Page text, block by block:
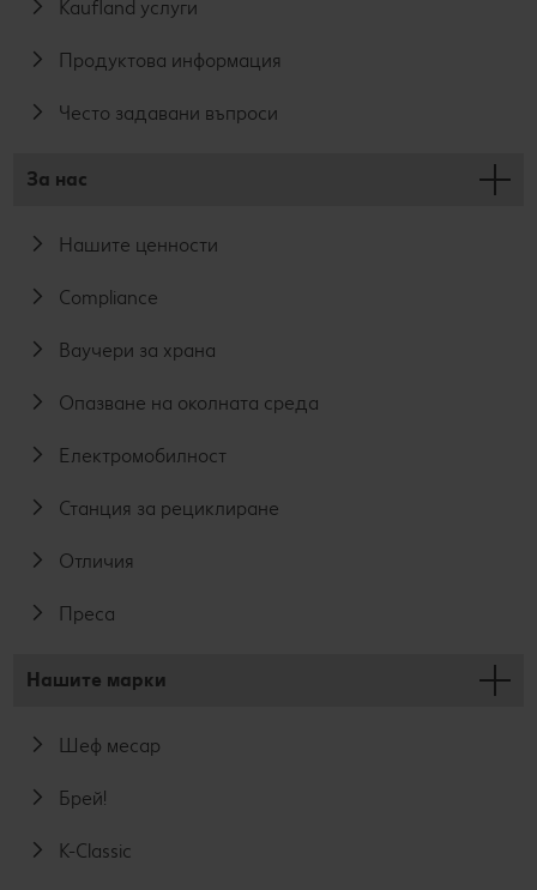
Kaufland услуги
Продуктова информация
Често задавани въпроси
За нас
Нашите ценности
Compliance
Ваучери за храна
Опазване на околната среда
Електромобилност
Станция за рециклиране
Отличия
Преса
Нашите марки
Шеф месар
Брей!
K-Classic